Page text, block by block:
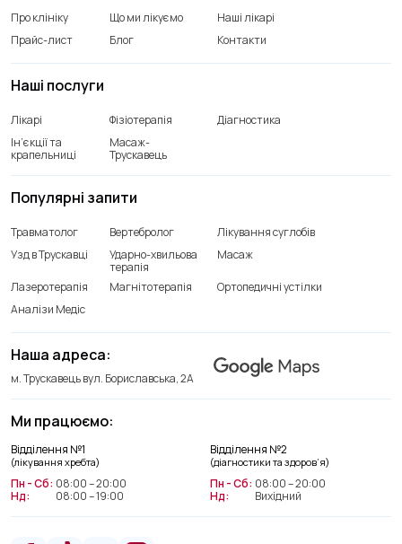
Про клініку Що ми лікуємо
Наші лікарі
Прайс-лист
Блог Контакти
Наші послуги
Лікарі Фізіотерапія
Діагностика
Ін’єкції та
крапельниці
Масаж-
Трускавець
Ми працюємо:
Відділення №1
(лікування хребта)
Пн - Сб: 08:00 – 20:00
Нд:
08:00 – 19:00
Відділення №2
(діагностики та здоров’я)
Пн - Сб: 08:00 – 20:00
Нд:
Вихідний
Наша адреса:
м. Трускавець вул. Бориславська, 2А
Популярні запити
Травматолог Вертебролог
Лікування суглобів
Узд в Трускавці
Ударно-хвильова
терапія
Масаж
Лазеротерапія Магнітотерапія
Ортопедичні устілки
Аналізи Медіс
+38(066) 209 52 46
Відділення діагностики та
здоров’я